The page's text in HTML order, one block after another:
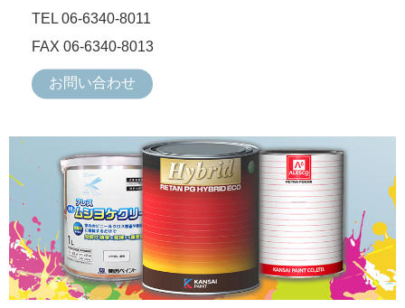
TEL 06-6340-8011
FAX 06-6340-8013
お問い合わせ